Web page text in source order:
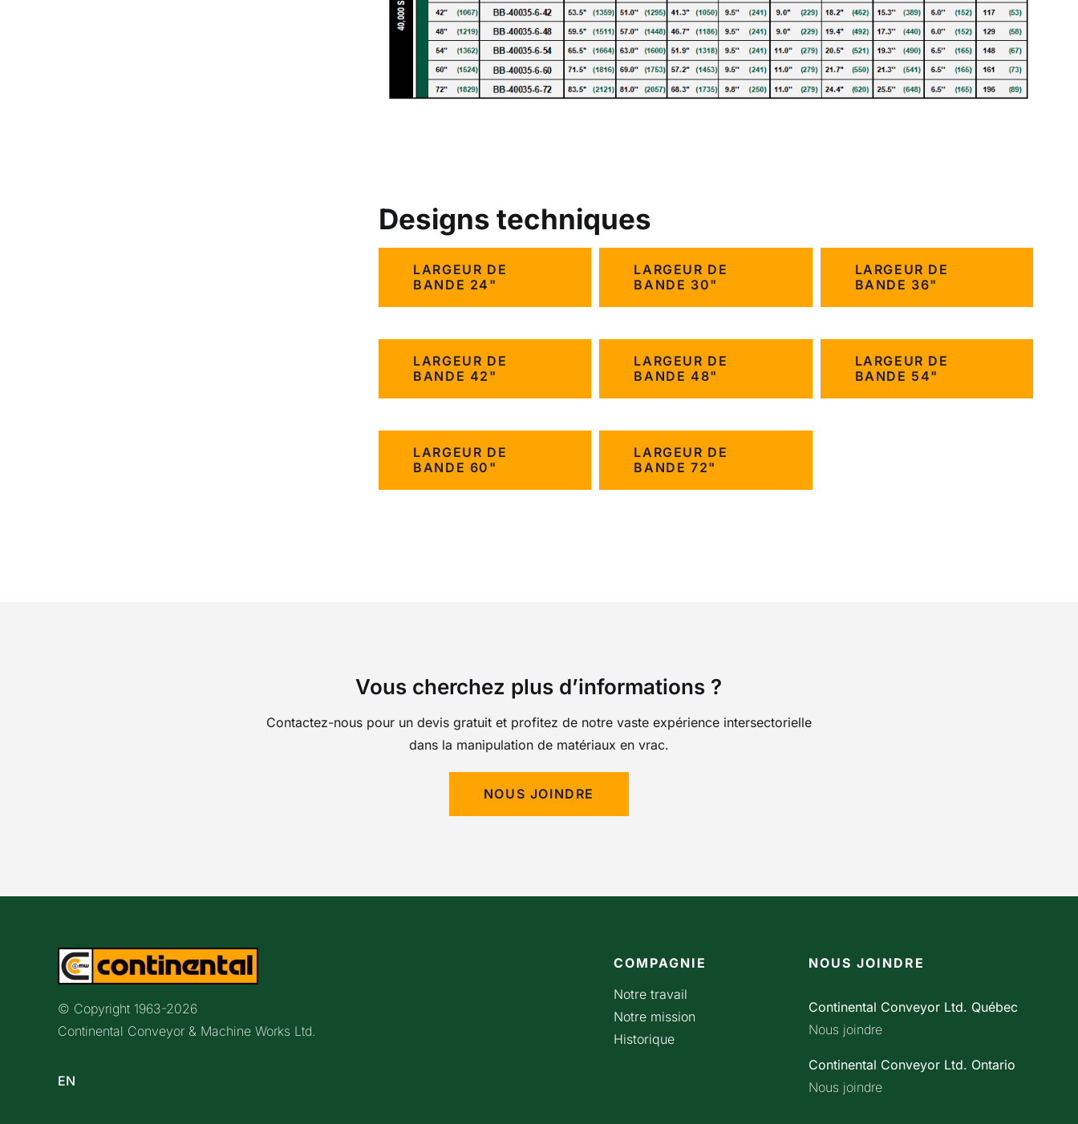
Designs techniques
LARGEUR DE
BANDE 24"
LARGEUR DE
BANDE 30"
LARGEUR DE
BANDE 36"
LARGEUR DE
BANDE 42"
LARGEUR DE
BANDE 48"
LARGEUR DE
BANDE 54"
LARGEUR DE
BANDE 60"
LARGEUR DE
BANDE 72"
Vous cherchez plus d’informations ?
Contactez-nous pour un devis gratuit et profitez de notre vaste expérience intersectorielle
dans la manipulation de matériaux en vrac.
NOUS JOINDRE
© Copyright 1963-2026
Continental Conveyor & Machine Works Ltd.
EN
COMPAGNIE
Notre travail
Notre mission
Historique
NOUS JOINDRE
Continental Conveyor Ltd. Québec
Nous joindre
Continental Conveyor Ltd. Ontario
Nous joindre